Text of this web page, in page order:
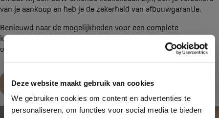
Deze website maakt gebruik van cookies
We gebruiken cookies om content en advertenties te
personaliseren, om functies voor social media te bieden
van je aankoop en heb je de zekerheid van afbouwgarantie.
Benieuwd naar de mogelijkheden voor een complete
keukenverbouwing binnen 1 week? Neem dan contact met ons
op of kom langs in onze
Maak een afspraak